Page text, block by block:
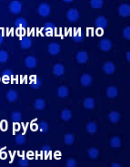
по
руб.